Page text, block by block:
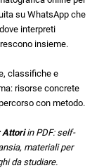
su WhatsApp che
interpreti
insieme.
classifiche e
risorse concrete
con metodo.
Attoriin PDF: self-
materiali per
da studiare.